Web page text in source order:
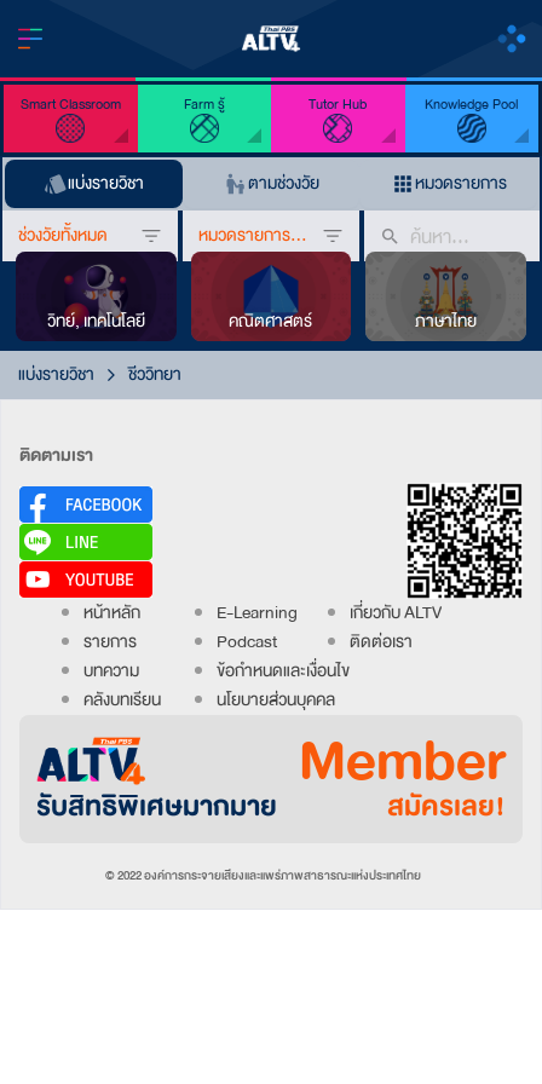
Smart Classroom Farm รู้ Tutor Hub Knowledge Pool
แบ่งรายวิชา ตามช่วงวัย
หมวดรายการ
ช่วงวัยทั้งหมด
หมวดรายการทั้งหมด
วิทย์, เทคโนโลยี คณิตศาสตร์
ภาษาไทย
แบ่งรายวิชา
ชีววิทยา
ติดตามเรา
หน้าหลัก
รายการ
บทความ
คลังบทเรียน
E-Learning
Podcast
ข้อกำหนดและเงื่อนไข
นโยบายส่วนบุคคล
เกี่ยวกับ ALTV
ติดต่อเรา
Member
รับสิทธิพิเศษมากมาย สมัครเลย!
© 2022 องค์การกระจายเสียงและแพร่ภาพสาธารณะแห่งประเทศไทย